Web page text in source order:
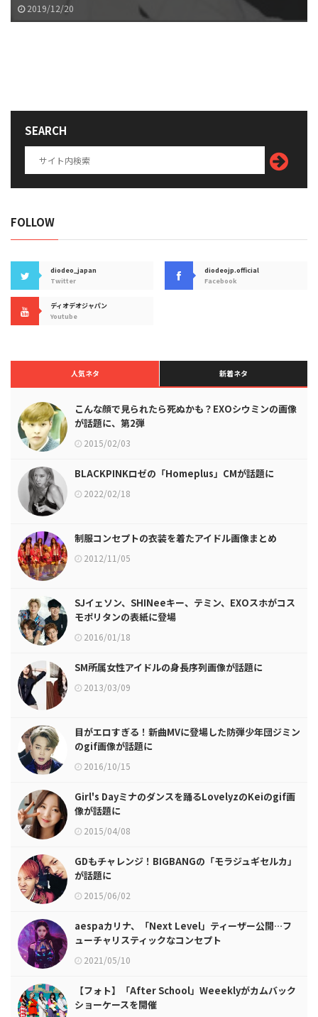
2019/12/20
SEARCH
FOLLOW
diodeo_japan
Twitter
diodeojp.official
Facebook
ディオデオジャパン
Youtube
人気ネタ 新着ネタ
こんな顔で見られたら死ぬかも？EXOシウミンの画像
が話題に、第2弾
2015/02/03
BLACKPINKロゼの「Homeplus」CMが話題に
2022/02/18
制服コンセプトの衣装を着たアイドル画像まとめ
2012/11/05
SJイェソン、SHINeeキー、テミン、EXOスホがコス
モポリタンの表紙に登場
2016/01/18
SM所属女性アイドルの身長序列画像が話題に
2013/03/09
目がエロすぎる！新曲MVに登場した防弾少年団ジミン
のgif画像が話題に
2016/10/15
Girl's Dayミナのダンスを踊るLovelyzのKeiのgif画
像が話題に
2015/04/08
GDもチャレンジ！BIGBANGの「モラジュギセルカ」
が話題に
2015/06/02
aespaカリナ、「Next Level」ティーザー公開…フ
ューチャリスティックなコンセプト
2021/05/10
【フォト】「After School」Weeeklyがカムバック
ショーケースを開催